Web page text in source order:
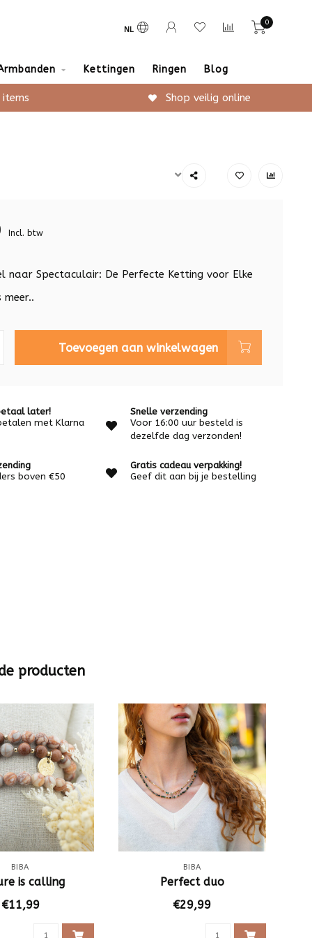
NL
0
Kettingen Ringen Blog
Shop veilig online
Incl. btw
naar Spectaculair: De Perfecte Ketting voor Elke
meer..
Toevoegen aan winkelwagen
later!
met Klarna
Snelle verzending
Voor 16:00 uur besteld is
dezelfde dag verzonden!
boven €50
Gratis cadeau verpakking!
Geef dit aan bij je bestelling
producten
BIBA
is calling
€11,99
BIBA
Perfect duo
€29,99